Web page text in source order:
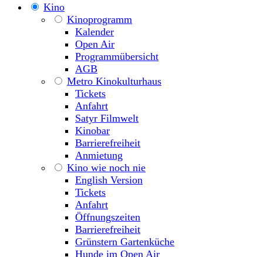
Kino
Kinoprogramm
Kalender
Open Air
Programmübersicht
AGB
Metro Kinokulturhaus
Tickets
Anfahrt
Satyr Filmwelt
Kinobar
Barrierefreiheit
Anmietung
Kino wie noch nie
English Version
Tickets
Anfahrt
Öffnungszeiten
Barrierefreiheit
Grünstern Gartenküche
Hunde im Open Air